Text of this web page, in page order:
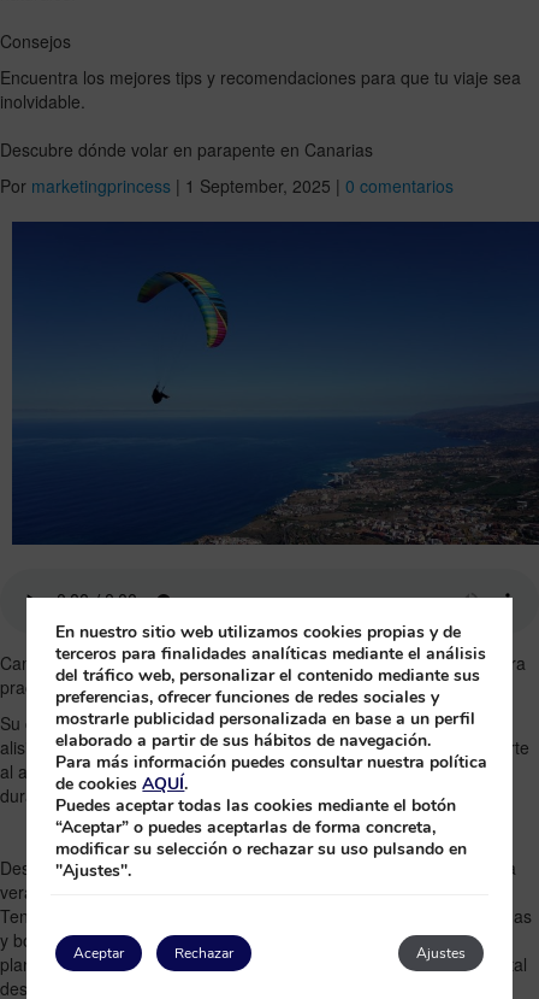
Consejos
Encuentra los mejores tips y recomendaciones para que tu viaje sea
inolvidable.
Descubre dónde volar en parapente en Canarias
Por marketingprincess | 1 September, 2025 | 0 comentarios
Canarias es uno de los destinos más espectaculares de Europa para
practicar parapente.
Su combinación única de condiciones climáticas estables, vientos
alisios constantes y una geografía volcánica que cae al mar convierte
al archipiélago en el lugar ideal para vivir la emoción del vuelo libre
durante todo el año, incluso en invierno.
Desde el aire, cada isla revela una cara diferente: en Fuerteventura
verás el contraste entre dunas doradas y aguas turquesas; en
Tenerife y La Palma, los vuelos te llevan sobre acantilados, montañas
y bosques con aterrizajes junto al mar; y en Gran Canaria, podrás
planear sobre las icónicas dunas de Maspalomas o admirar la capital
desde las alturas.
En nuestro sitio web utilizamos cookies propias y de
terceros para finalidades analíticas mediante el análisis
del tráfico web, personalizar el contenido mediante sus
preferencias, ofrecer funciones de redes sociales y
mostrarle publicidad personalizada en base a un perfil
elaborado a partir de sus hábitos de navegación.
Para más información puedes consultar nuestra política
de cookiesAQUÍ.
Puedes aceptar todas las cookies mediante el botón
“Aceptar” o puedes aceptarlas de forma concreta,
modificar su selección o rechazar su uso pulsando en
"Ajustes".
Aceptar Ajustes
Rechazar